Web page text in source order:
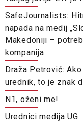
SafeJournalists:
napada na medij
Makedoniji –
kompanija
Draža Petrović:
urednik, to je znak
N1, oženi me!
Urednici medija